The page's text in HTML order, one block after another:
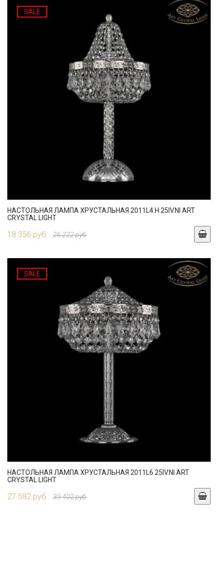
SALE
НАСТОЛЬНАЯ ЛАМПА ХРУСТАЛЬНАЯ 2011L4.H.25IV.NI ART
CRYSTAL LIGHT
18 356 руб. 26 222 руб.
SALE
НАСТОЛЬНАЯ ЛАМПА ХРУСТАЛЬНАЯ 2011L6.25IV.NI ART
CRYSTAL LIGHT
27 582 руб. 39 402 руб.